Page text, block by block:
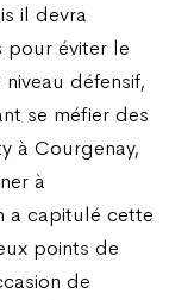
il devra
pour éviter le
défensif,
se méfier des
à Courgenay,
à
a capitulé cette
points de
de